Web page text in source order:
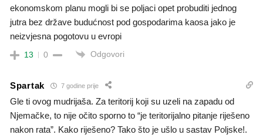
ekonomskom planu mogli bi se poljaci opet probuditi jednog
jutra bez države budućnost pod gospodarima kaosa jako je
neizvjesna pogotovu u evropi
13 0 Odgovori
Spartak 7 godine prije
Gle ti ovog mudrijaša. Za teritorij koji su uzeli na zapadu od
Njemačke, to nije očito sporno to “je teritorijalno pitanje riješeno
nakon rata”. Kako riješeno? Tako što je ušlo u sastav Poljske!.